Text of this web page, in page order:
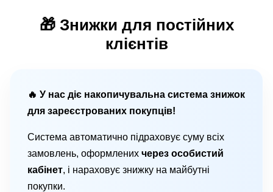
🎁 Знижки для постійних
клієнтів
🔥 У нас діє накопичувальна система знижок
для зареєстрованих покупців!
Система автоматично підраховує суму всіх
замовлень, оформлених через особистий
кабінет, і нараховує знижку на майбутні
покупки.